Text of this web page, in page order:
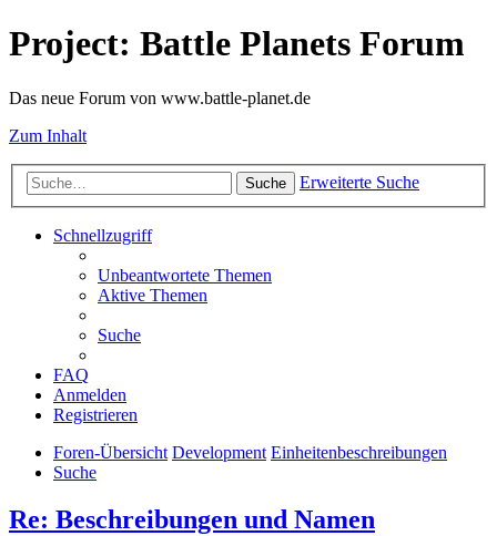
Project: Battle Planets Forum
Das neue Forum von www.battle-planet.de
Zum Inhalt
Suche Erweiterte Suche
Schnellzugriff
Unbeantwortete Themen
Aktive Themen
Suche
FAQ
Anmelden
Registrieren
Foren-Übersicht Development Einheitenbeschreibungen
Suche
Re: Beschreibungen und Namen